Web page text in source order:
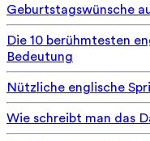
Geburtstagswünsche
Die 10 berühmtesten
Bedeutung
Nützliche englische
Wie schreibt man das